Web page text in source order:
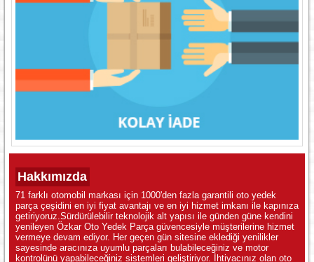
Hakkımızda
71 farklı otomobil markası için 1000'den fazla garantili oto yedek
parça çeşidini en iyi fiyat avantajı ve en iyi hizmet imkanı ile kapınıza
getiriyoruz.Sürdürülebilir teknolojik alt yapısı ile günden güne kendini
yenileyen Özkar Oto Yedek Parça güvencesiyle müşterilerine hizmet
vermeye devam ediyor. Her geçen gün sitesine eklediği yenilikler
sayesinde aracınıza uyumlu parçaları bulabileceğiniz ve motor
kontrolünü yapabileceğiniz sistemleri geliştiriyor. İhtiyacınız olan oto